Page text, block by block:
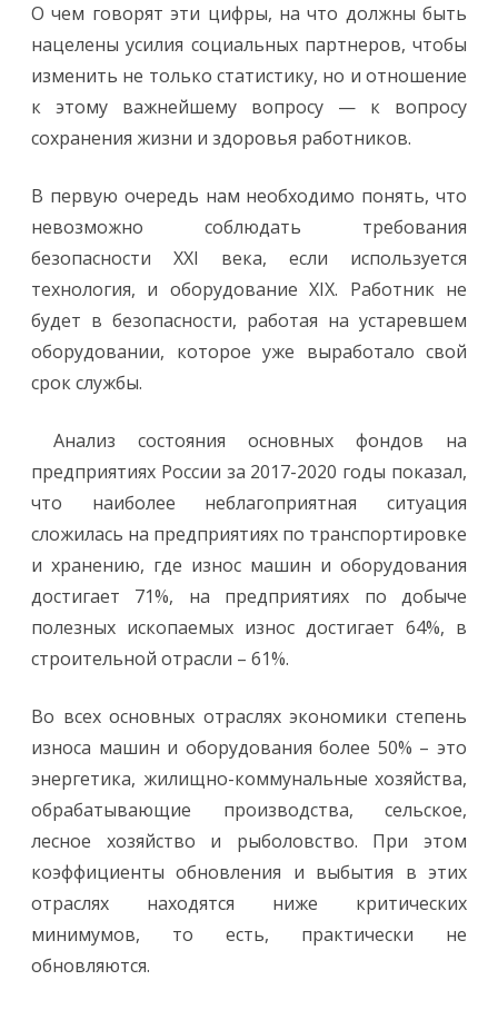
О чем говорят эти цифры, на что должны быть
нацелены усилия социальных партнеров, чтобы
изменить не только статистику, но и отношение
к этому важнейшему вопросу — к вопросу
сохранения жизни и здоровья работников.
В первую очередь нам необходимо понять, что
невозможно соблюдать требования
безопасности XXI века, если используется
технология, и оборудование XIX. Работник не
будет в безопасности, работая на устаревшем
оборудовании, которое уже выработало свой
срок службы.
Анализ состояния основных фондов на
предприятиях России за 2017-2020 годы показал,
что наиболее неблагоприятная ситуация
сложилась на предприятиях по транспортировке
и хранению, где износ машин и оборудования
достигает 71%, на предприятиях по добыче
полезных ископаемых износ достигает 64%, в
строительной отрасли – 61%.
Во всех основных отраслях экономики степень
износа машин и оборудования более 50% – это
энергетика, жилищно-коммунальные хозяйства,
обрабатывающие производства, сельское,
лесное хозяйство и рыболовство. При этом
коэффициенты обновления и выбытия в этих
отраслях находятся ниже критических
минимумов, то есть, практически не
обновляются.